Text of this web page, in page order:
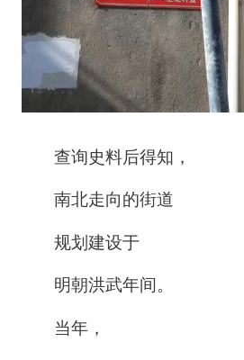
查询史料后得知，
南北走向的街道
规划建设于
明朝洪武年间。
当年，